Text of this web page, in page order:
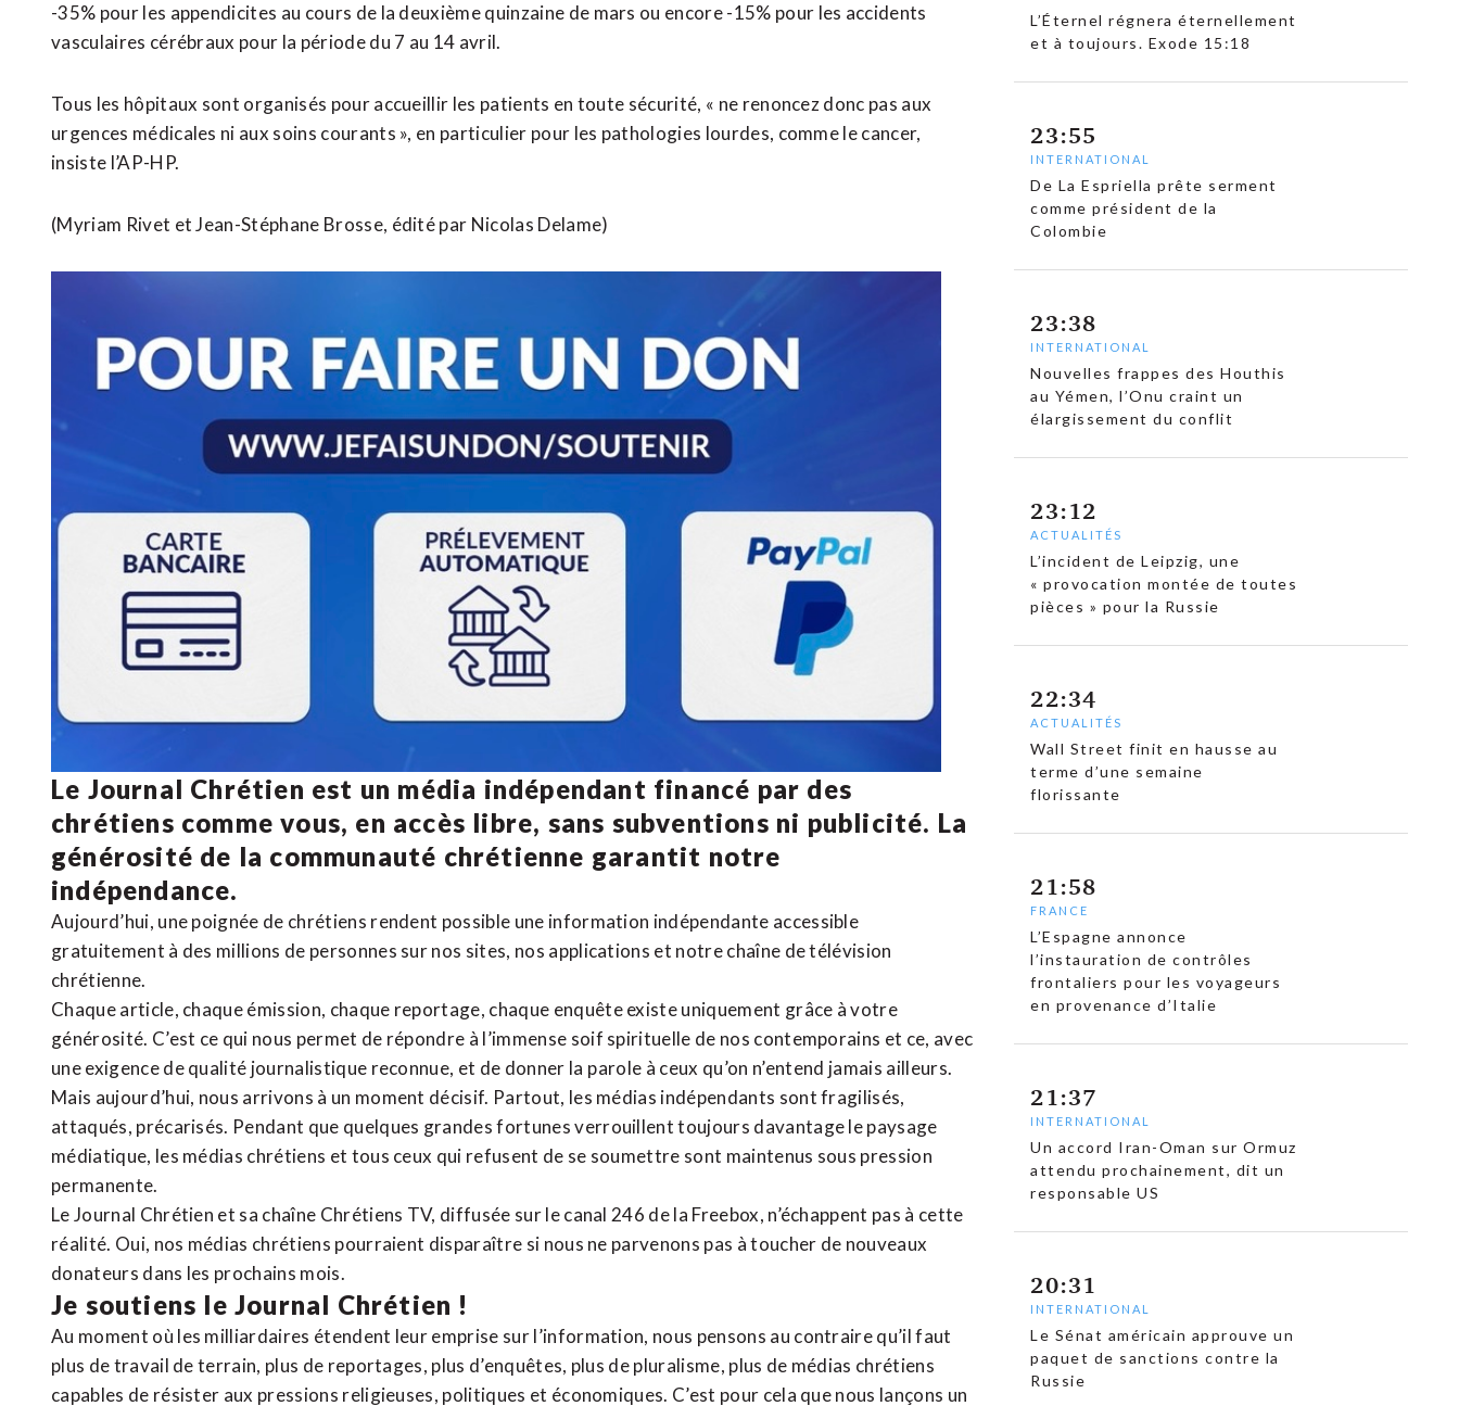
-35% pour les appendicites au cours de la deuxième quinzaine de mars ou encore -15% pour les accidents
vasculaires cérébraux pour la période du 7 au 14 avril.
Tous les hôpitaux sont organisés pour accueillir les patients en toute sécurité, « ne renoncez donc pas aux
urgences médicales ni aux soins courants », en particulier pour les pathologies lourdes, comme le cancer,
insiste l’AP-HP.
(Myriam Rivet et Jean-Stéphane Brosse, édité par Nicolas Delame)
Le Journal Chrétien est un média indépendant financé par des
chrétiens comme vous, en accès libre, sans subventions ni publicité. La
générosité de la communauté chrétienne garantit notre
indépendance.
Aujourd’hui, une poignée de chrétiens rendent possible une information indépendante accessible
gratuitement à des millions de personnes sur nos sites, nos applications et notrechaîne de télévision
chrétienne.
Chaque article, chaque émission, chaque reportage, chaque enquête existe uniquement grâce à votre
générosité. C’est ce qui nous permet de répondre à l’immense soif spirituelle de nos contemporains et ce, avec
une exigence de qualité journalistique reconnue, et de donner la parole à ceux qu’on n’entend jamais ailleurs.
Mais aujourd’hui, nous arrivons à un moment décisif. Partout, les médias indépendants sont fragilisés,
attaqués, précarisés. Pendant que quelques grandes fortunes verrouillent toujours davantage le paysage
médiatique, les médias chrétiens et tous ceux qui refusent de se soumettre sont maintenus sous pression
permanente.
Le Journal Chrétien et sa chaîne Chrétiens TV, diffusée sur le canal 246 de la Freebox, n’échappent pas à cette
réalité. Oui, nos médias chrétiens pourraient disparaître si nous ne parvenons pas à toucher de nouveaux
donateurs dans les prochains mois.
Je soutiens le Journal Chrétien !
Au moment où les milliardaires étendent leur emprise sur l’information, nous pensons au contraire qu’il faut
plus de travail de terrain, plus de reportages, plus d’enquêtes, plus de pluralisme, plus de médias chrétiens
capables de résister aux pressions religieuses, politiques et économiques. C’est pour cela que nous lançons un
L’Éternel régnera éternellement
et à toujours. Exode 15:18
23:55
INTERNATIONAL
De La Espriella prête serment
comme président de la
Colombie
23:38
INTERNATIONAL
Nouvelles frappes des Houthis
au Yémen, l’Onu craint un
élargissement du conflit
23:12
ACTUALITÉS
L’incident de Leipzig, une
« provocation montée de toutes
pièces » pour la Russie
22:34
ACTUALITÉS
Wall Street finit en hausse au
terme d’une semaine
florissante
21:58
FRANCE
L’Espagne annonce
l’instauration de contrôles
frontaliers pour les voyageurs
en provenance d’Italie
21:37
INTERNATIONAL
Un accord Iran-Oman sur Ormuz
attendu prochainement, dit un
responsable US
20:31
INTERNATIONAL
Le Sénat américain approuve un
paquet de sanctions contre la
Russie